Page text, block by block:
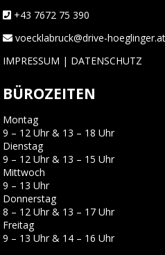
+43 7672 75 390
voecklabruck@drive-hoeglinger.at
IMPRESSUM | DATENSCHUTZ
BÜROZEITEN
Montag
9 – 12 Uhr & 13 – 18 Uhr
Dienstag
9 – 12 Uhr & 13 – 15 Uhr
Mittwoch
9 – 13 Uhr
Donnerstag
8 – 12 Uhr & 13 – 17 Uhr
Freitag
9 – 13 Uhr & 14 – 16 Uhr